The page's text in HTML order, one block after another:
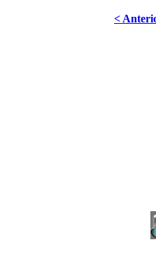
<